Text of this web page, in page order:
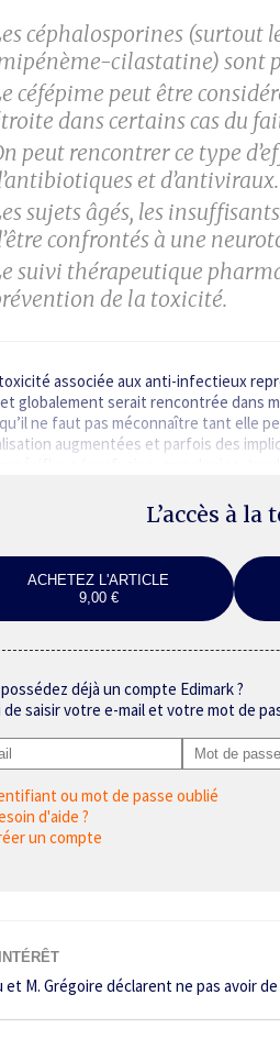
céphalosporines (surtout
­cilastatine) sont
céfépime peut être
dans certains cas du
peut rencontrer ce type
et d’antiviraux.
sujets âgés, les
confrontés à une
suivi thérapeutique
de la toxicité.
associée aux anti-infectieux
globalement serait rencontrée dans
ne faut pas méconnaître tant elle
augmentées et parfois des
L’accès à
ACHETEZ L'ARTICLE
9,00 €
déjà un compte Edimark ?
de saisir votre e-mail et votre mot de
ou mot de passe oublié
d'aide ?
un compte
et M. Grégoire déclarent ne pas avoir